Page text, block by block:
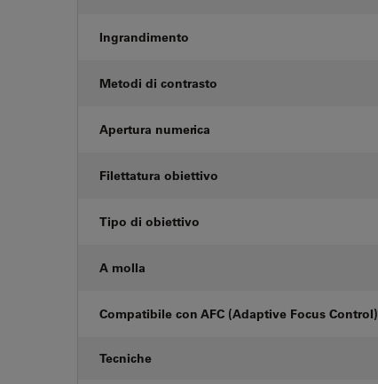
Ingrandimento
Metodi di contrasto
Apertura numerica
Filettatura obiettivo
Tipo di obiettivo
A molla
Compatibile con AFC (Adaptive Focus Control)
Tecniche